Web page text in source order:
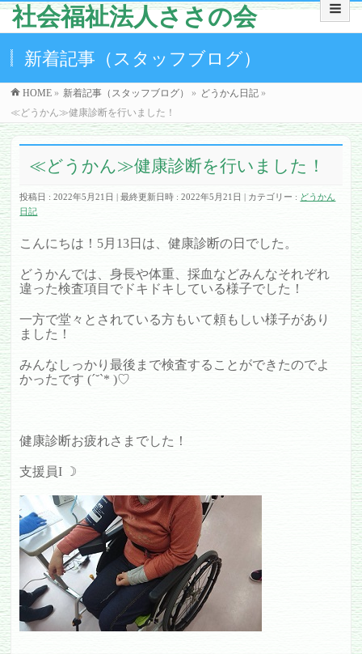
社会福祉法人ささの会
新着記事（スタッフブログ）
HOME » 新着記事（スタッフブログ） » どうかん日記 »
≪どうかん≫健康診断を行いました！
≪どうかん≫健康診断を行いました！
投稿日 : 2022年5月21日 最終更新日時 : 2022年5月21日 カテゴリー : どうかん
日記
こんにちは！5月13日は、健康診断の日でした。
どうかんでは、身長や体重、採血などみんなそれぞれ
違った検査項目でドキドキしている様子でした！
一方で堂々とされている方もいて頼もしい様子があり
ました！
みんなしっかり最後まで検査することができたのでよ
かったです (ˊ˘ˋ* )♡
健康診断お疲れさまでした！
支援員I ☽